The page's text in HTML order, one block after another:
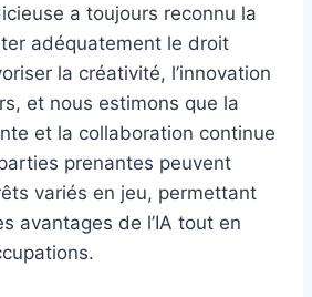
a toujours reconnu la
adéquatement le droit
la créativité, l’innovation
et nous estimons que la
et la collaboration continue
prenantes peuvent
variés en jeu, permettant
avantages de l’IA tout en